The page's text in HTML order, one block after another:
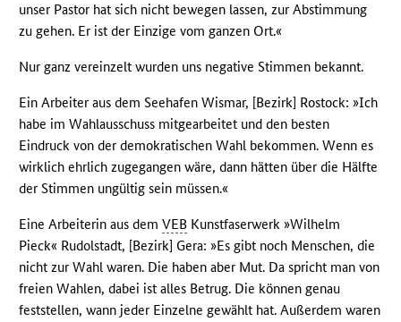
unser Pastor hat sich nicht bewegen lassen, zur Abstimmung
zu gehen. Er ist der Einzige vom ganzen Ort.«
Nur ganz vereinzelt wurden uns negative Stimmen bekannt.
Ein Arbeiter aus dem Seehafen Wismar, [Bezirk] Rostock: »Ich
habe im Wahlausschuss mitgearbeitet und den besten
Eindruck von der demokratischen Wahl bekommen. Wenn es
wirklich ehrlich zugegangen wäre, dann hätten über die Hälfte
der Stimmen ungültig sein müssen.«
Eine Arbeiterin aus demVEB Kunstfaserwerk »Wilhelm
Pieck« Rudolstadt, [Bezirk] Gera: »Es gibt noch Menschen, die
nicht zur Wahl waren. Die haben aber Mut. Da spricht man von
freien Wahlen, dabei ist alles Betrug. Die können genau
feststellen, wann jeder Einzelne gewählt hat. Außerdem waren